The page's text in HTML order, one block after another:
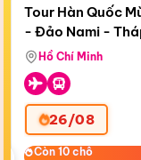
Còn18 ngày 02:13:50
Bay Sun
Tour Hàn Quốc
- Đảo Nami -
Airways)
Hồ Chí Minh
26/08
Còn 10 chỗ
Còn 10 chỗ